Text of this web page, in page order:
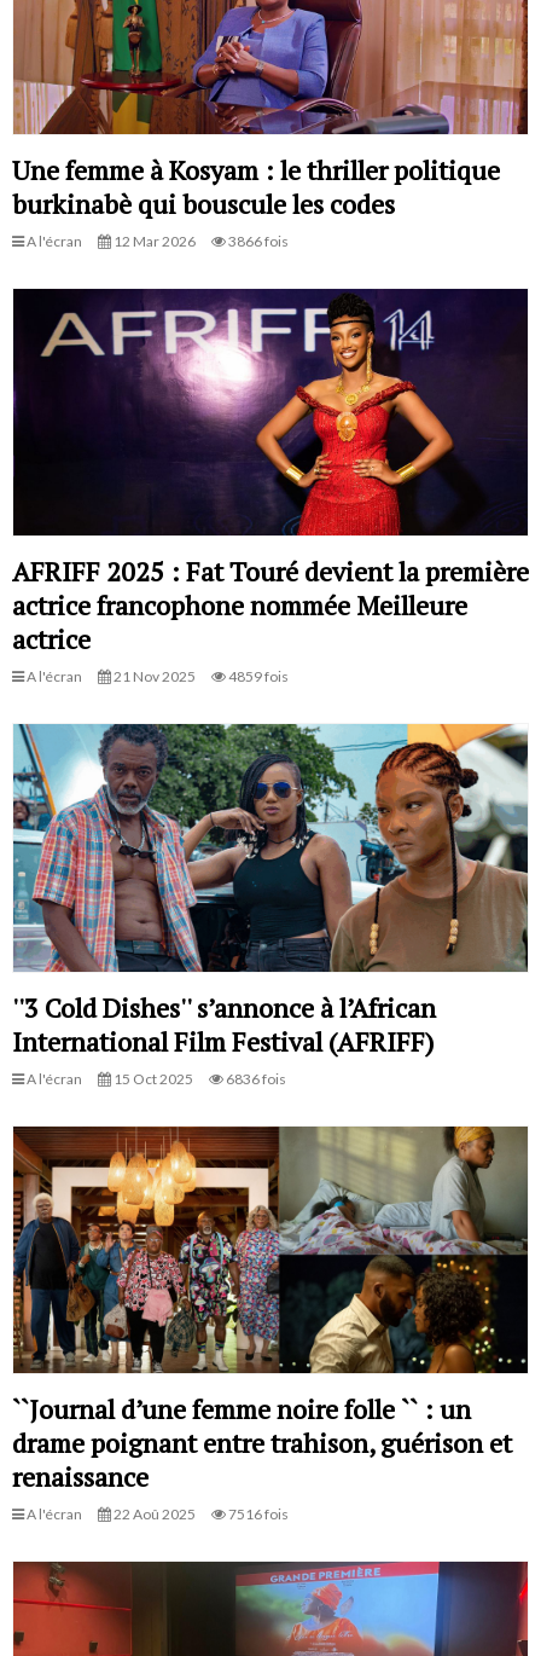
Une femme à Kosyam : le thriller politique
burkinabè qui bouscule les codes
A l'écran 12 Mar 2026 3866 fois
AFRIFF 2025 : Fat Touré devient la première
actrice francophone nommée Meilleure
actrice
A l'écran 21 Nov 2025 4859 fois
''3 Cold Dishes'' s’annonce à l’African
International Film Festival (AFRIFF)
A l'écran 15 Oct 2025 6836 fois
``Journal d’une femme noire folle `` : un
drame poignant entre trahison, guérison et
renaissance
A l'écran 22 Aoû 2025 7516 fois